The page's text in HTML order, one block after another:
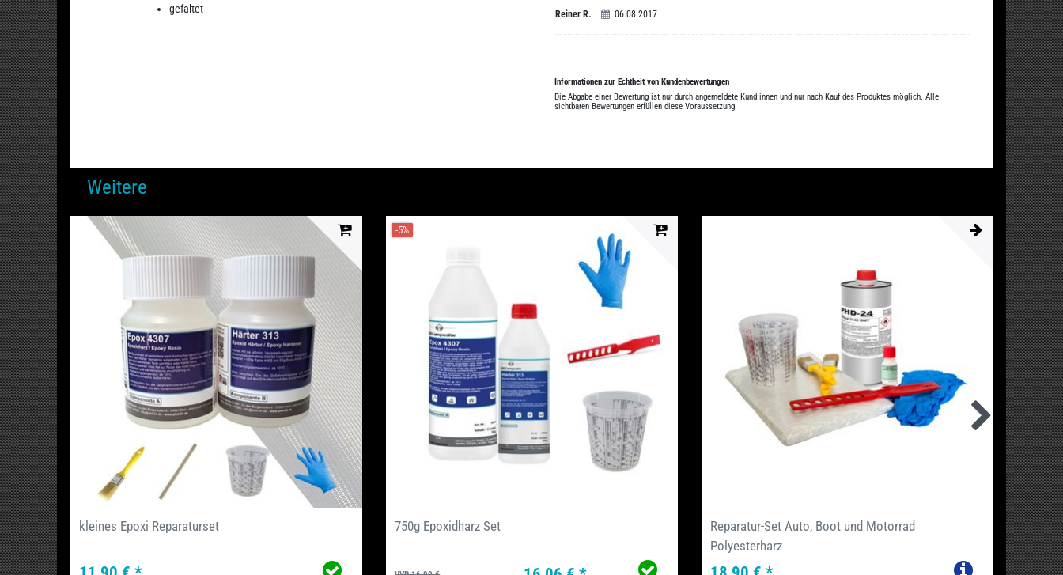
gefaltet
Reiner R. 06.08.2017
Informationen zur Echtheit von Kundenbewertungen
Die Abgabe einer Bewertung ist nur durch angemeldete Kund:innen und nur nach Kauf des Produktes möglich. Alle
sichtbaren Bewertungen erfüllen diese Voraussetzung.
Weitere
kleines Epoxi Reparaturset
-5%
750g Epoxidharz Set
Reparatur-Set Auto, Boot und Motorrad
Polyesterharz
750g
-